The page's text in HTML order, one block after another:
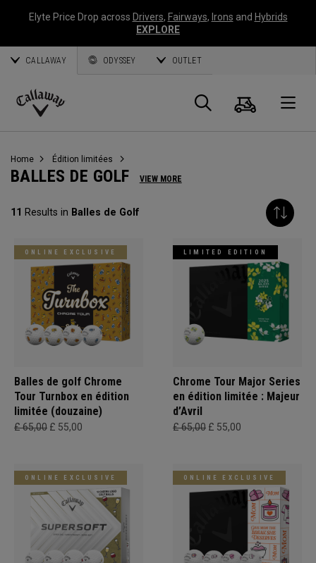
Elyte Price Drop across Drivers, Fairways, Irons and Hybrids
EXPLORE
CALLAWAY ODYSSEY OUTLET
Callaway
Panier
Home Édition limitées
BALLES DE GOLF VIEW MORE
11 Results in Balles de Golf
ONLINE EXCLUSIVE
Balles de golf Chrome
Tour Turnbox en édition
limitée (douzaine)
£ 65,00 £ 55,00
LIMITED EDITION
Chrome Tour Major Series
en édition limitée : Majeur
d’Avril
£ 65,00 £ 55,00
ONLINE EXCLUSIVE ONLINE EXCLUSIVE